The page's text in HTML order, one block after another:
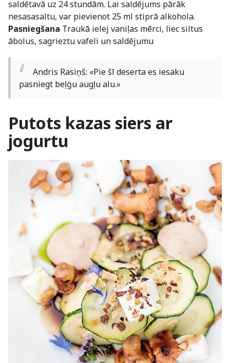
saldētavā uz 24 stundām. Lai saldējums pārāk
nesasasaltu, var pievienot 25 ml stiprā alkohola.
Pasniegšana Traukā ielej vaniļas mērci, liec siltus
ābolus, sagrieztu vafeli un saldējumu
Andris Rasiņš: «Pie šī deserta es iesaku
pasniegt beļģu augļu alu.»
Putots kazas siers ar
jogurtu